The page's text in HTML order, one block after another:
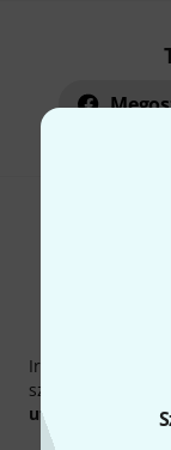
Iratkozz fel a
szerencsével
utalvány
egyikét.